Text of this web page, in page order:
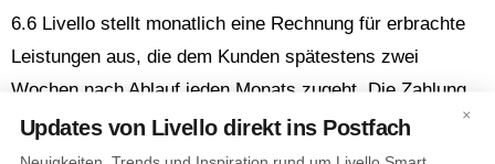
6.6 Livello stellt monatlich eine Rechnung für erbrachte
Leistungen aus, die dem Kunden spätestens zwei
Wochen nach Ablauf jeden Monats zugeht. Die Zahlung
ist innerhalb von 14 Tagen nach Rechnungsdatum fällig.
×
Updates von Livello direkt ins Postfach